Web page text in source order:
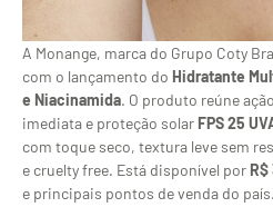
A Monange, marca do Grupo Coty
com o lançamento do Hidratante
e Niacinamida. O produto reúne
imediata e proteção solar FPS 25
com toque seco, textura leve sem
e cruelty free. Está disponível por R$
e principais pontos de venda do país.